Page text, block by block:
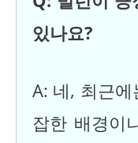
있나요?
A: 네, 최근
잡한 배경이